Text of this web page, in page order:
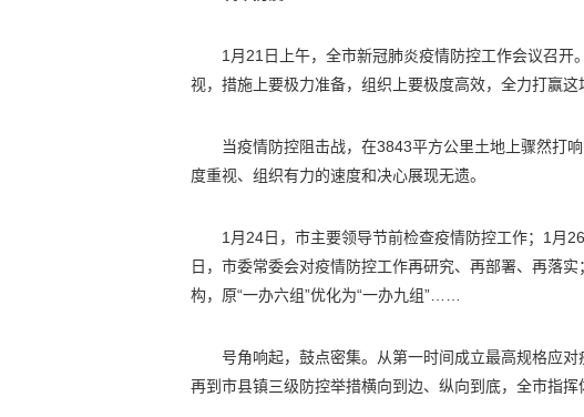
1月21日上午，全市新冠肺炎疫情防控工作会议召
视，措施上要极力准备，组织上要极度高效，全力打赢这
当疫情防控阻击战，在3843平方公里土地上骤然打
度重视、组织有力的速度和决心展现无遗。
1月24日，市主要领导节前检查疫情防控工作；1月
日，市委常委会对疫情防控工作再研究、再部署、再落
构，原“一办六组”优化为“一办九组”……
号角响起，鼓点密集。从第一时间成立最高规格应
再到市县镇三级防控举措横向到边、纵向到底，全市指